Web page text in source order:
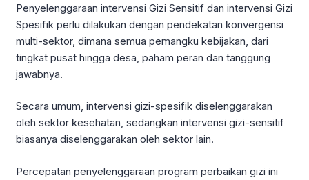
Penyelenggaraan intervensi Gizi Sensitif dan intervensi Gizi
Spesifik perlu dilakukan dengan pendekatan konvergensi
multi-sektor, dimana semua pemangku kebijakan, dari
tingkat pusat hingga desa, paham peran dan tanggung
jawabnya.
Secara umum, intervensi gizi-spesifik diselenggarakan
oleh sektor kesehatan, sedangkan intervensi gizi-sensitif
biasanya diselenggarakan oleh sektor lain.
Percepatan penyelenggaraan program perbaikan gizi ini